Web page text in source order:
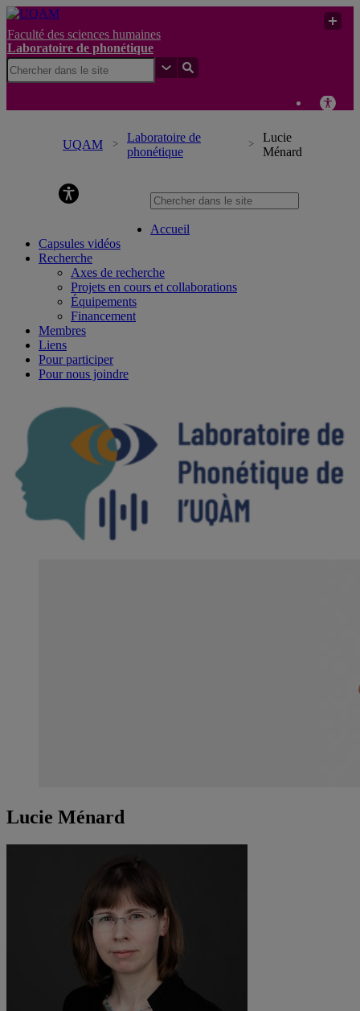
Faculté des sciences humaines
Laboratoire de phonétique
UQAM
Laboratoire de
phonétique
Lucie
Ménard
Accueil
Capsules vidéos
Recherche
Axes de recherche
Projets en cours et collaborations
Équipements
Financement
Membres
Liens
Pour participer
Pour nous joindre
Lucie Ménard